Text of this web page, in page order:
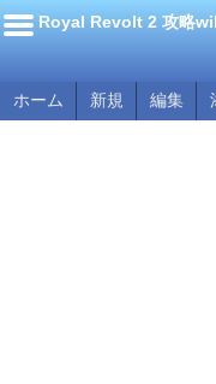
Royal Revolt 2 攻略
ホーム 新規 編集